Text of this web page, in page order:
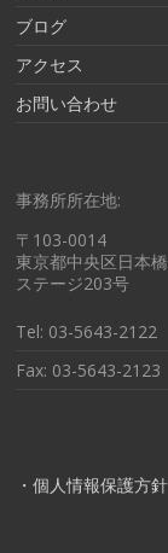
ブログ
アクセス
お問い合わせ
事務所所在地:
〒103-0014
東京都中央区日本
ステージ203号
Tel: 03-5643-2122
Fax: 03-5643-2123
・個人情報保護方針